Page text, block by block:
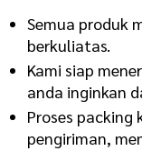
Semua produk
berkuliatas.
Kami siap
anda inginkan
Proses
pengiriman,